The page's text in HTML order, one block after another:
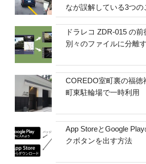
なが誤解している3つの
ドラレコ ZDR-015 の
別々のファイルに分離
COREDO室町裏の福徳
町東駐輪場で一時利用
App StoreとGoogle
クボタンを出す方法